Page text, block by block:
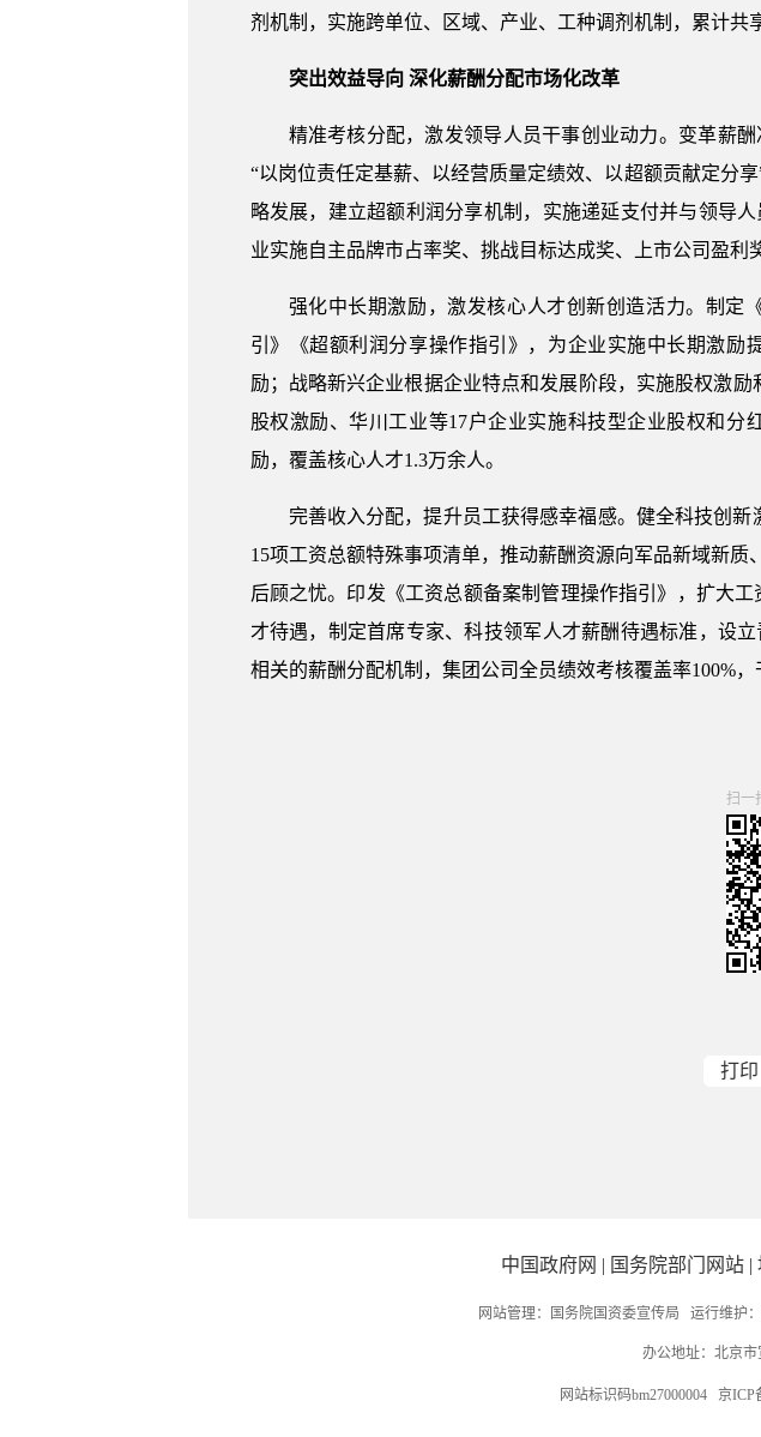
剂机制，实施跨单位、区域、产业、工种调剂机制，累计共
突出效益导向 深化薪酬分配市场化改革
精准考核分配，激发领导人员干事创业动力。变革薪
“以岗位责任定基薪、以经营质量定绩效、以超额贡献定分
略发展，建立超额利润分享机制，实施递延支付并与领导
业实施自主品牌市占率奖、挑战目标达成奖、上市公司盈利
强化中长期激励，激发核心人才创新创造活力。制定
引》《超额利润分享操作指引》，为企业实施中长期激
励；战略新兴企业根据企业特点和发展阶段，实施股权激
股权激励、华川工业等17户企业实施科技型企业股权和
励，覆盖核心人才1.3万余人。
完善收入分配，提升员工获得感幸福感。健全科技创
15项工资总额特殊事项清单，推动薪酬资源向军品新域新
后顾之忧。印发《工资总额备案制管理操作指引》，扩大
才待遇，制定首席专家、科技领军人才薪酬待遇标准，设
相关的薪酬分配机制，集团公司全员绩效考核覆盖率100%，
扫一
打印